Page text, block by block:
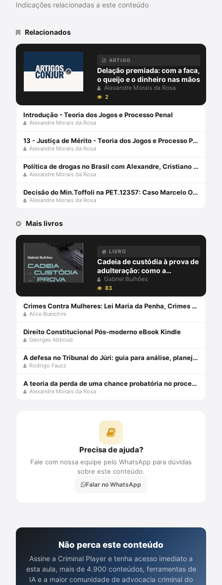
Indicações relacionadas a este conteúdo
Relacionados
ARTIGO
Delação premiada: com a faca,
o queijo e o dinheiro nas mãos
Alexandre Morais da Rosa
2
Introdução - Teoria dos Jogos e Processo Penal
Alexandre Morais da Rosa
13 - Justiça de Mérito - Teoria dos Jogos e Processo Penal
Alexandre Morais da Rosa
Política de drogas no Brasil com Alexandre, Cristiano Maronna e Emílio Figueiredo
Alexandre Morais da Rosa
Decisão do Min.Toffoli na PET.12357: Caso Marcelo Odebrecht com Alexandre Morais da Rosa
Alexandre Morais da Rosa
Mais livros
LIVRO
Cadeia de custódia à prova de
adulteração: como a
blockchain pode garantir a
integridade da prova no
processo penal - julho 2024
Gabriel Bulhões
83
Crimes Contra Mulheres: Lei Maria da Penha, Crimes Sexuais e Feminicídio (2023) Capa comum 8 janeiro 2023
Alice Bianchini
Direito Constitucional Pós-moderno eBook Kindle
Georges Abboud
A defesa no Tribunal do Júri: guia para análise, planejamento e estratégias - junho 2024
Rodrigo Faucz
A teoria da perda de uma chance probatória no processo penal - julho 2024
Alexandre Morais da Rosa
Precisa de ajuda?
Fale com nossa equipe pelo WhatsApp para dúvidas
sobre este conteúdo.
Falar no WhatsApp
Não perca este conteúdo
Assine a Criminal Player e tenha acesso imediato a
esta aula, mais de 4.900 conteúdos, ferramentas de
IA e a maior comunidade de advocacia criminal do